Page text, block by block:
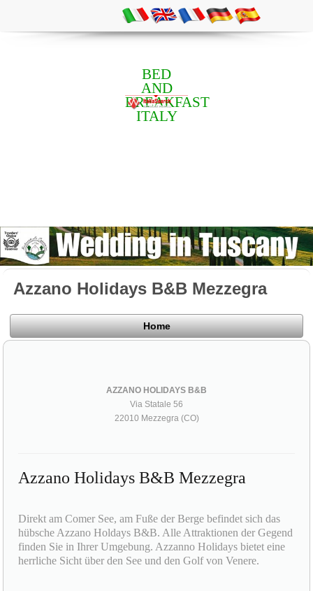
BED
AND
BREAKFAST
ITALY
Azzano Holidays B&B Mezzegra
Home
AZZANO HOLIDAYS B&B
Via Statale 56
22010 Mezzegra (CO)
Azzano Holidays B&B Mezzegra
Direkt am Comer See, am Fuße der Berge befindet sich das
hübsche Azzano Holdays B&B. Alle Attraktionen der Gegend
finden Sie in Ihrer Umgebung. Azzanno Holidays bietet eine
herrliche Sicht über den See und den Golf von Venere.